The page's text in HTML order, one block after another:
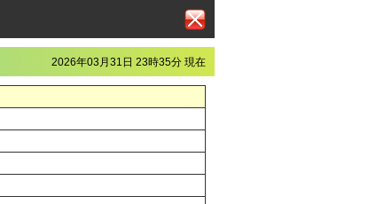
2026年03月31日 23時35分 現在